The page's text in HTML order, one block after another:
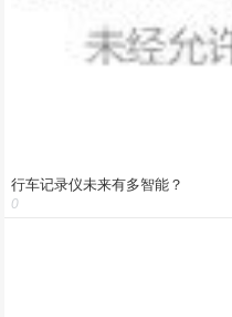
行车记录仪未来有多智能？
0